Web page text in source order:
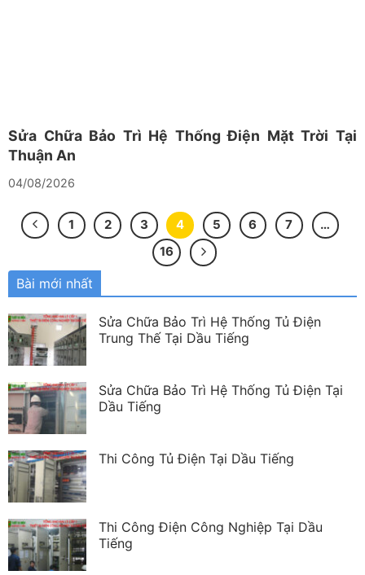
Sửa Chữa Bảo Trì Hệ Thống Điện Mặt Trời Tại
Thuận An
04/08/2026
1 2 3 4 5 6 7
…
16
Bài mới nhất
Sửa Chữa Bảo Trì Hệ Thống Tủ Điện
Trung Thế Tại Dầu Tiếng
Sửa Chữa Bảo Trì Hệ Thống Tủ Điện Tại
Dầu Tiếng
Thi Công Tủ Điện Tại Dầu Tiếng
Thi Công Điện Công Nghiệp Tại Dầu
Tiếng